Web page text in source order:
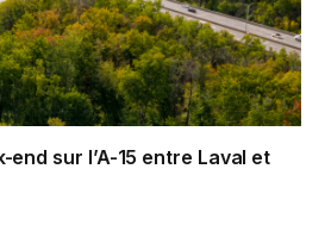
sur l’A-15 entre Laval et